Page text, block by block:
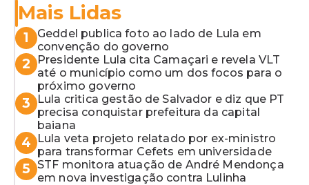
Mais Lidas
1
Geddel publica foto ao lado de Lula em
convenção do governo
2
Presidente Lula cita Camaçari e revela VLT
até o município como um dos focos para o
próximo governo
3
Lula critica gestão de Salvador e diz que PT
precisa conquistar prefeitura da capital
baiana
4
Lula veta projeto relatado por ex-ministro
para transformar Cefets em universidade
5
STF monitora atuação de André Mendonça
em nova investigação contra Lulinha